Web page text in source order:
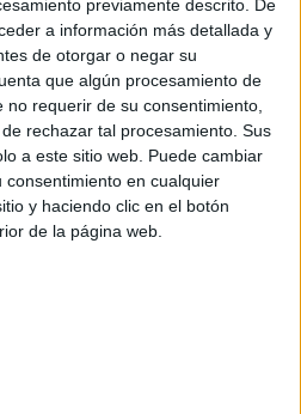
previamente descrito. De
a información más detallada y
de otorgar o negar su
que algún procesamiento de
requerir de su consentimiento,
rechazar tal procesamiento. Sus
a este sitio web. Puede cambiar
en cualquier
y haciendo clic en el botón
de la página web.
hasta el 4 de agosto en
de El Espinar, contará con
oficial, con el que
instalaciones del Open
Espinar. La gama ECO
especial protagonismo
a los tenistas hasta el